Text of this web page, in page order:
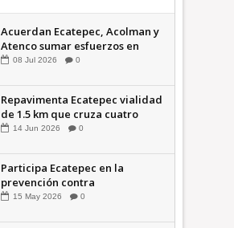
Acuerdan Ecatepec, Acolman y
Atenco sumar esfuerzos en
seguridad
08 Jul 2026 0
Repavimenta Ecatepec vialidad
de 1.5 km que cruza cuatro
comunidades +Video
14 Jun 2026 0
Participa Ecatepec en la
prevención contra
inundaciones en el Valle de
15 May 2026 0